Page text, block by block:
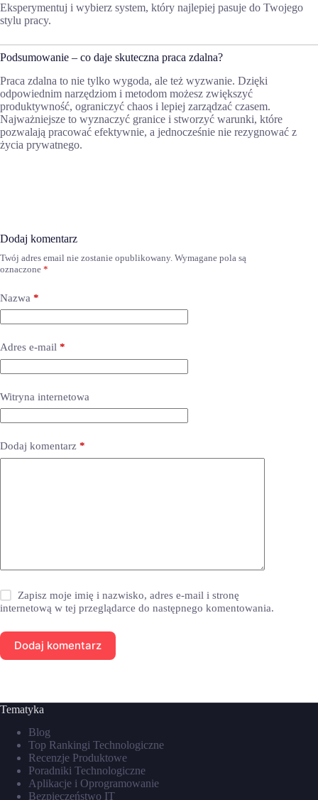
Eksperymentuj i wybierz system, który najlepiej pasuje do Twojego
stylu pracy.
Podsumowanie – co daje skuteczna praca zdalna?
Praca zdalna to nie tylko wygoda, ale też wyzwanie. Dzięki
odpowiednim narzędziom i metodom możesz zwiększyć
produktywność, ograniczyć chaos i lepiej zarządzać czasem.
Najważniejsze to wyznaczyć granice i stworzyć warunki, które
pozwalają pracować efektywnie, a jednocześnie nie rezygnować z
życia prywatnego.
Dodaj komentarz
Twój adres email nie zostanie opublikowany. Wymagane pola są
oznaczone *
Nazwa *
Adres e-mail *
Witryna internetowa
Dodaj komentarz *
Zapisz moje imię i nazwisko, adres e-mail i stronę
internetową w tej przeglądarce do następnego komentowania.
Dodaj komentarz
Tematyka
Blog
Top Rankingi Technologiczne
Recenzje Produktowe
Poradniki Technologiczne
Aplikacje i Oprogramowanie
Bezpieczeństwo IT